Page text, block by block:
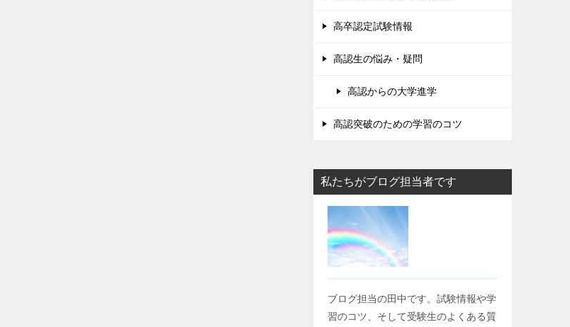
高卒認定試験情報
高認生の悩み・疑問
高認からの大学進学
高認突破のための学習のコツ
私たちがブログ担当者です
ブログ担当の田中です。試験情報や学
習のコツ、そして受験生のよくある質